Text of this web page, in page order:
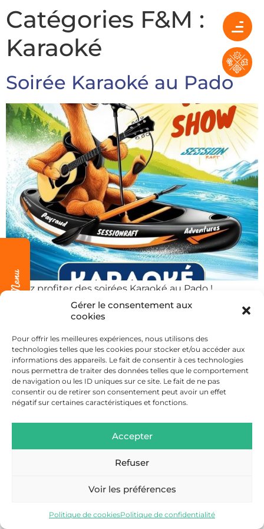
Gérer le consentement aux
cookies
Pour offrir les meilleures expériences, nous utilisons des
technologies telles que les cookies pour stocker et/ou accéder aux
informations des appareils. Le fait de consentir à ces technologies
nous permettra de traiter des données telles que le comportement
de navigation ou les ID uniques sur ce site. Le fait de ne pas
consentir ou de retirer son consentement peut avoir un effet
négatif sur certaines caractéristiques et fonctions.
Accepter
Refuser
Voir les préférences
Politique de cookiesPolitique de confidentialité
Catégories F&M :
Karaoké
Soirée Karaoké au Pado
Venez profiter des soirées Karaoké au Pado !
ESCAPADES AU PAYS DU MONT-BLANC © 2022 – POLITIQUE DE
CONFIDENTIALITÉ
FAIT AVEC AMOUR PAR WAOUH